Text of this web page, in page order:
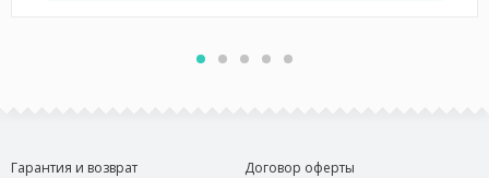
Гарантия и возврат
Договор оферты